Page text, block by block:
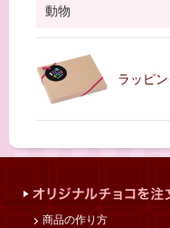
動物
ラッピ
商品の作り方